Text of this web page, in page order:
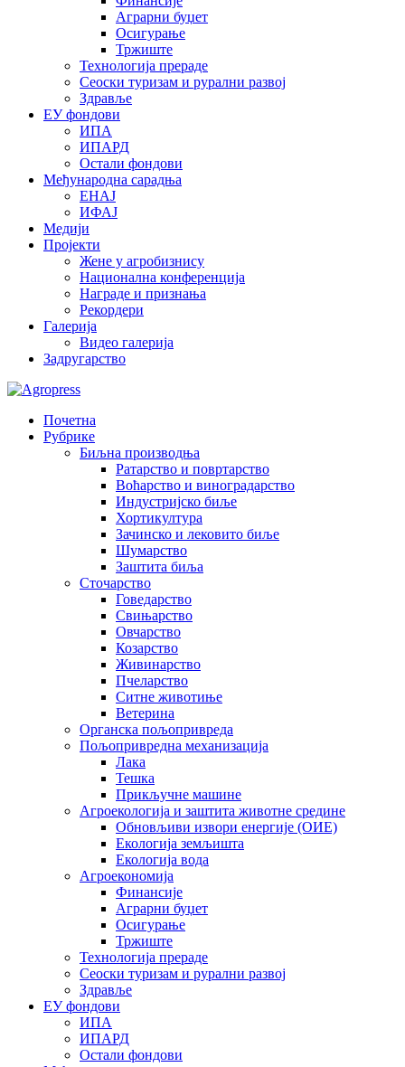
Аграрни буџет
Осигурање
Тржиште
Технологија прераде
Сеоски туризам и рурални развој
Здравље
ЕУ фондови
ИПА
ИПАРД
Остали фондови
Међународна сарадња
ЕНАЈ
ИФАЈ
Медији
Пројекти
Жене у агробизнису
Национална конференција
Награде и признања
Рекордери
Галерија
Видео галерија
Задругарство
Почетна
Рубрике
Биљна производња
Ратарство и повртарство
Воћарство и виноградарство
Индустријско биље
Хортикултура
Зачинско и лековито биље
Шумарство
Заштита биља
Сточарство
Говедарство
Свињарство
Овчарство
Козарство
Живинарство
Пчеларство
Ситне животиње
Ветерина
Органска пољопривреда
Пољопривредна механизација
Лака
Тешка
Прикључне машине
Агроекологија и заштита животне средине
Обновљиви извори енергије (ОИЕ)
Екологија земљишта
Екологија вода
Агроекономија
Финансије
Аграрни буџет
Осигурање
Тржиште
Технологија прераде
Сеоски туризам и рурални развој
Здравље
ЕУ фондови
ИПА
ИПАРД
Остали фондови